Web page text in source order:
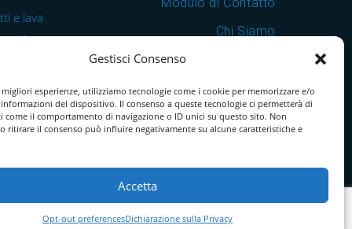
Gestisci Consenso
esperienze, utilizziamo tecnologie come i cookie per memorizzare e/o
informazioni del dispositivo. Il consenso a queste tecnologie ci permetterà di
come il comportamento di navigazione o ID unici su questo sito. Non
ritirare il consenso può influire negativamente su alcune caratteristiche e
Accetta
Opt-out preferencesDichiarazione sulla Privacy
e lava
e
in
Chi Siamo
Download Catalogo PDF
Cookie Policy